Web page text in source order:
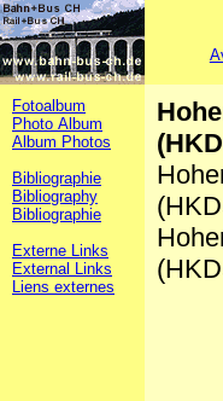
Fotoalbum
Photo Album
Album Photos
Bibliographie
Bibliography
Bibliographie
Externe Links
External Links
Liens externes